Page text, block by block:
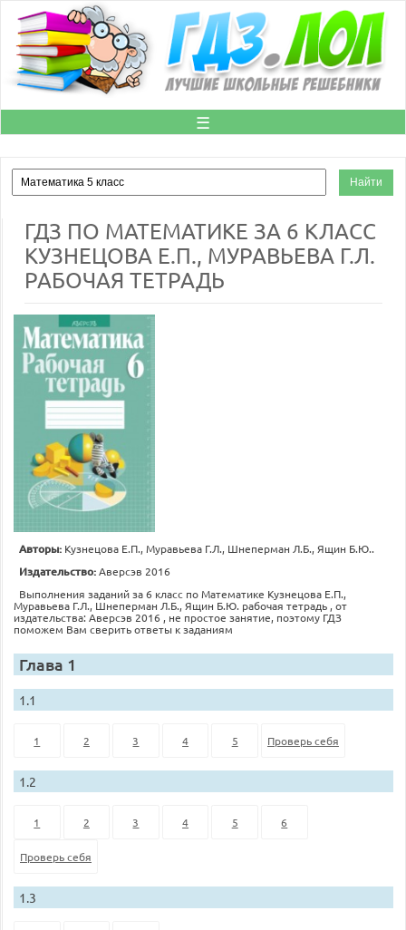
☰
ГДЗ ПО МАТЕМАТИКЕ ЗА 6 КЛАСС
КУЗНЕЦОВА Е.П., МУРАВЬЕВА Г.Л.
РАБОЧАЯ ТЕТРАДЬ
Авторы: Кузнецова Е.П., Муравьева Г.Л., Шнеперман Л.Б., Ящин Б.Ю..
Издательство:Аверсэв 2016
Выполнения заданий за 6 класс по Математике Кузнецова Е.П.,
Муравьева Г.Л., Шнеперман Л.Б., Ящин Б.Ю. рабочая тетрадь , от
издательства: Аверсэв 2016 , не простое занятие, поэтому ГДЗ
поможем Вам сверить ответы к заданиям
Глава 1
1.1
1 2 3 4 5 Проверь себя
1.2
1 2 3 4 5 6
Проверь себя
1.3